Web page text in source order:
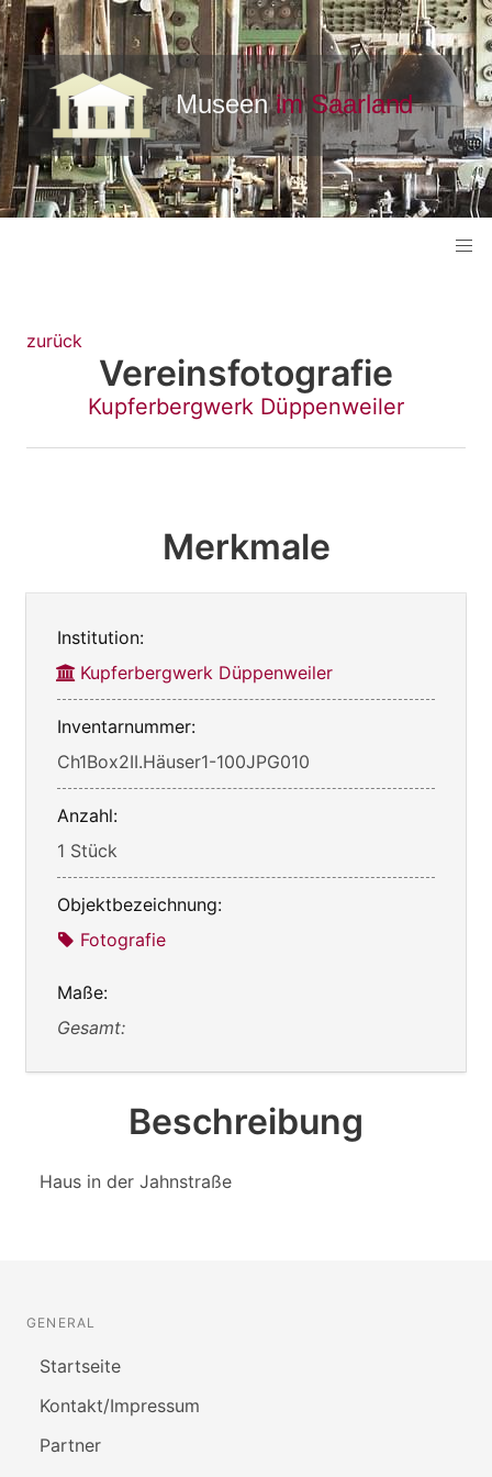
zurück
Vereinsfotografie
Kupferbergwerk Düppenweiler
Merkmale
Institution:
Kupferbergwerk Düppenweiler
Inventarnummer:
Ch1Box2II.Häuser1-100JPG010
Anzahl:
1 Stück
Objektbezeichnung:
Fotografie
Maße:
Gesamt:
Beschreibung
Haus in der Jahnstraße
GENERAL
Startseite
Kontakt/Impressum
Partner